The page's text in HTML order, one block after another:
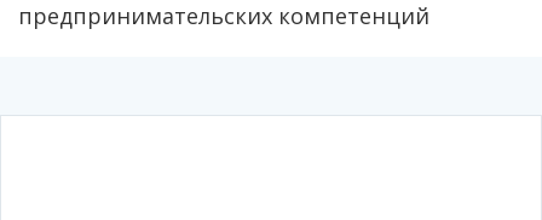
предпринимательских компетенций